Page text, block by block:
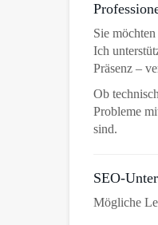
Sie
Ich
Präsenz –
Ob
Probleme
sind.
SEO-
Mögliche